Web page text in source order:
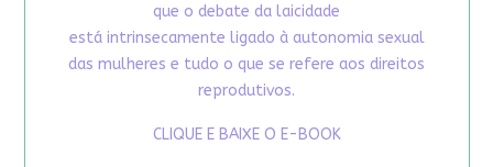
que o debate da laicidade
está intrinsecamente ligado à autonomia sexual
das mulheres e tudo o que se refere aos direitos
reprodutivos.
CLIQUE E BAIXE O E-BOOK